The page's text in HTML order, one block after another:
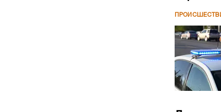
Двое
Волге